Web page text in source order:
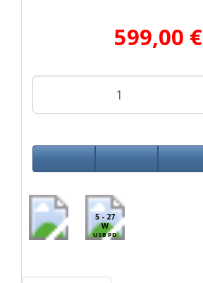
599,00 €
5 - 27
W
USB PD